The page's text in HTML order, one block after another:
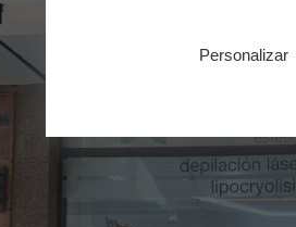
Personalizar